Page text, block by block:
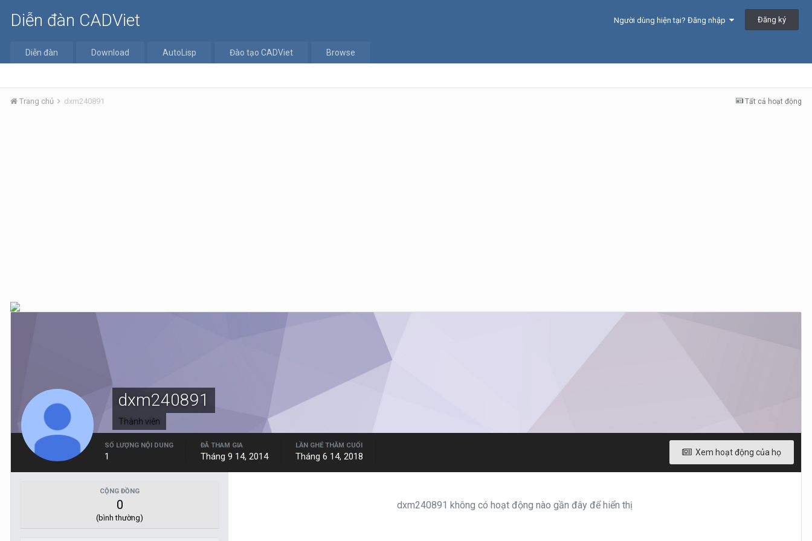
Diễn đàn CADViet Người dùng hiện tại? Đăng nhập Đăng ký
Diễn đàn Download AutoLisp Đào tạo CADViet Browse
Tất cả hoạt động
Trang chủ dxm240891
dxm240891
Thành viên
Xem hoạt động của họ
SỐ LƯỢNG NỘI DUNG
1
ĐÃ THAM GIA
Tháng 9 14, 2014
LẦN GHÉ THĂM CUỐI
Tháng 6 14, 2018
CỘNG ĐỒNG
0
(bình thường)
dxm240891 không có hoạt động nào gần đây để hiển thị